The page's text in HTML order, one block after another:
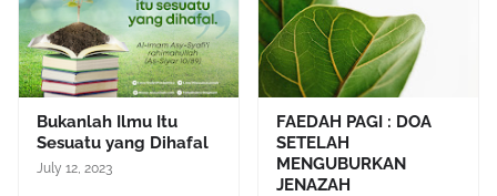
Bukanlah Ilmu Itu
Sesuatu yang Dihafal
July 12, 2023
FAEDAH PAGI : DOA
SETELAH
MENGUBURKAN
JENAZAH